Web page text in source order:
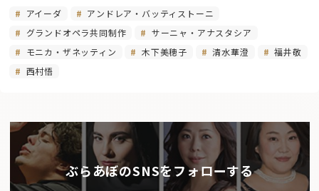
アイーダ
アンドレア・バッティストーニ
グランドオペラ共同制作
サーニャ・アナスタシア
モニカ・ザネッティン
木下美穂子 清水華澄
福井敬
西村悟
ぶらあぼのSNSをフォローする